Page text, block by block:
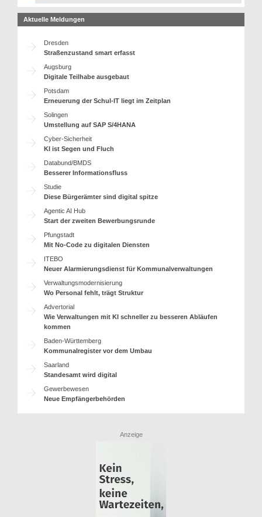
Aktuelle Meldungen
Dresden
Straßenzustand smart erfasst
Augsburg
Digitale Teilhabe ausgebaut
Potsdam
Erneuerung der Schul-IT liegt im Zeitplan
Solingen
Umstellung auf SAP S/4HANA
Cyber-Sicherheit
KI ist Segen und Fluch
Databund/BMDS
Besserer Informationsfluss
Studie
Diese Bürgerämter sind digital spitze
Agentic AI Hub
Start der zweiten Bewerbungsrunde
Pfungstadt
Mit No-Code zu digitalen Diensten
ITEBO
Neuer Alarmierungsdienst für Kommunalverwaltungen
Verwaltungsmodernisierung
Wo Personal fehlt, trägt Struktur
Advertorial
Wie Verwaltungen mit KI schneller zu besseren Abläufen
kommen
Baden-Württemberg
Kommunalregister vor dem Umbau
Saarland
Standesamt wird digital
Gewerbewesen
Neue Empfängerbehörden
Anzeige